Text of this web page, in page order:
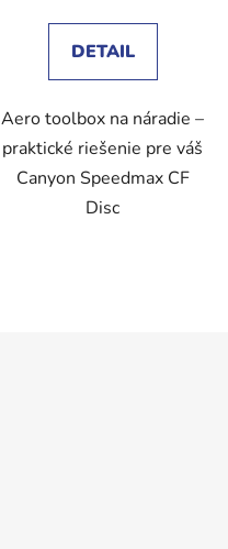
DETAIL
Aero toolbox na náradie –
praktické riešenie pre váš
Canyon Speedmax CF
Disc